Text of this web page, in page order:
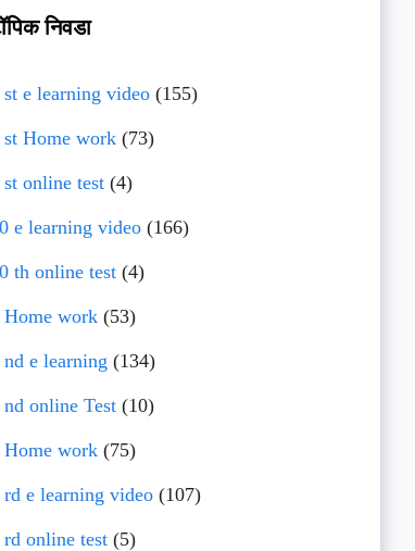
निवडा
st e learning video(155)
st Home work(73)
st online test(4)
e learning video(166)
th online test(4)
Home work(53)
nd e learning (134)
nd online Test(10)
Home work(75)
rd e learning video(107)
rd online test(5)